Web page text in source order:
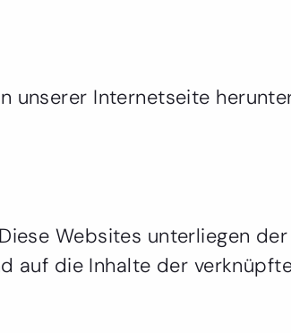
unserer Internetseite
Websites unterliegen
auf die Inhalte der